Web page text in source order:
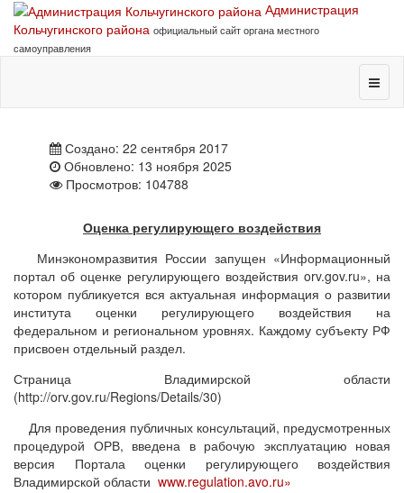
Администрация
Кольчугинского района официальный сайт органа местного
самоуправления
Создано: 22 сентября 2017
Обновлено: 13 ноября 2025
Просмотров: 104788
Оценка регулирующего воздействия
Минэкономразвития России запущен «Информационный
портал об оценке регулирующего воздействия orv.gov.ru», на
котором публикуется вся актуальная информация о развитии
института оценки регулирующего воздействия на
федеральном и региональном уровнях. Каждому субъекту РФ
присвоен отдельный раздел.
Страница Владимирской области
(http://orv.gov.ru/Regions/Details/30)
Для проведения публичных консультаций, предусмотренных
процедурой ОРВ, введена в рабочую эксплуатацию новая
версия Портала оценки регулирующего воздействия
Владимирской области www.regulation.avo.ru»